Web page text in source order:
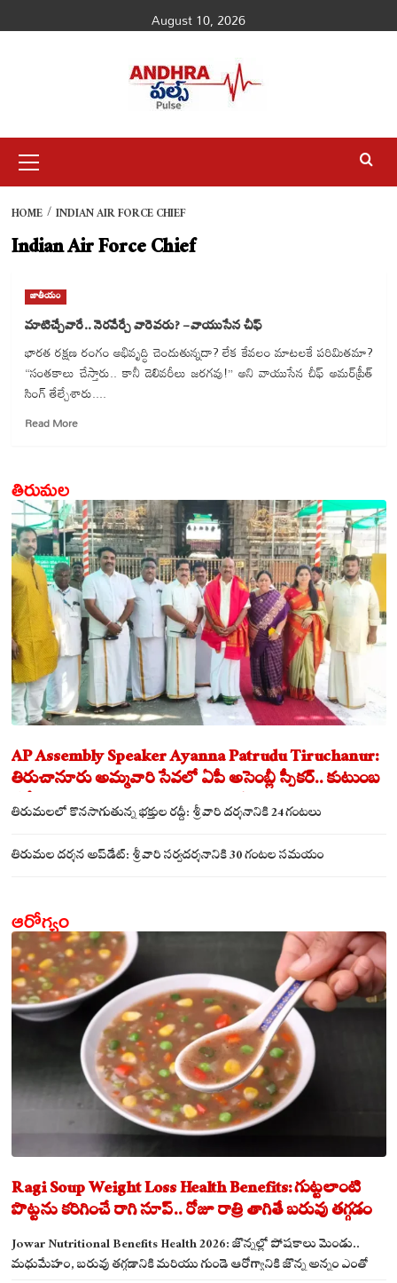
to
August 10, 2026
Menu
HOME INDIAN AIR FORCE CHIEF
Indian Air Force Chief
జాతీయం
మాటిచ్చేవారే.. నెరవేర్చే వారెవరు? – వాయుసేన చీఫ్
భారత రక్షణ రంగం అభివృద్ధి చెందుతున్నదా? లేక కేవలం మాటలకే పరిమితమా?
“సంతకాలు చేస్తారు.. కానీ డెలివరీలు జరగవు!” అని వాయుసేన చీఫ్ అమర్‌ప్రీత్
సింగ్ తేల్చేశారు....
Read MoreRead
వారెవరు?
–
వాయుసేన
చీఫ్
తిరుమల
AP Assembly Speaker Ayanna Patrudu Tiruchanur:
తిరుచానూరు అమ్మవారి సేవలో ఏపీ అసెంబ్లీ స్పీకర్.. కుటుంబ
సమేతంగా దర్శించుకున్న అయ్యన్నపాత్రుడు!
తిరుమలలో కొనసాగుతున్న భక్తుల రద్దీ: శ్రీవారి దర్శనానికి 24 గంటలు
తిరుమల దర్శన అప్‌డేట్: శ్రీవారి సర్వదర్శనానికి 30 గంటల సమయం
ఆరోగ్యం
Ragi Soup Weight Loss Health Benefits: గుట్టలాంటి
పొట్టను కరిగించే రాగి సూప్.. రోజూ రాత్రి తాగితే బరువు తగ్గడం
ఖాయం!
Jowar Nutritional Benefits Health 2026: జొన్నల్లో పోషకాలు మెండు..
మధుమేహం, బరువు తగ్గడానికి మరియు గుండె ఆరోగ్యానికి జొన్న అన్నం ఎంతో